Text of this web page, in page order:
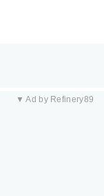
▼ Ad by Refinery89